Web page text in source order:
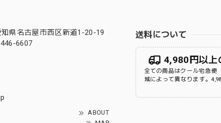
県名古屋市西区新道1-20-19
6607
ABOUT
送料について
4,980円以上
全ての商品はクール宅急便
域によって異なります。